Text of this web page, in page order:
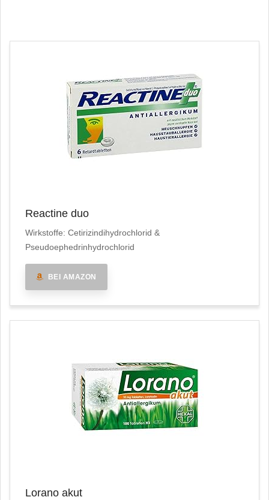
Reactine duo
Wirkstoffe: Cetirizindihydrochlorid &
Pseudoephedrinhydrochlorid
BEI AMAZON
Lorano akut